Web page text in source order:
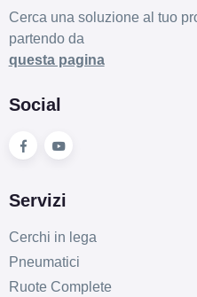
Cerca una soluzione al tuo
partendo da
questa pagina
Social
Servizi
Cerchi in lega
Pneumatici
Ruote Complete